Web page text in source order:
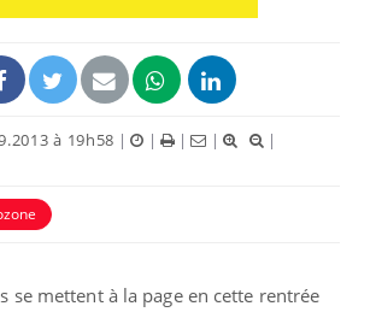
à 19h58 | | | |
|
se mettent à la page en cette rentrée